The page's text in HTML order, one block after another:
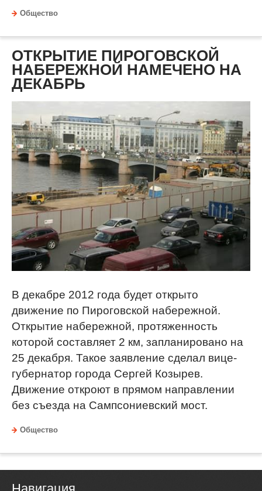
Общество
ОТКРЫТИЕ ПИРОГОВСКОЙ
НАБЕРЕЖНОЙ НАМЕЧЕНО НА
ДЕКАБРЬ
В декабре 2012 года будет открыто
движение по Пироговской набережной.
Открытие набережной, протяженность
которой составляет 2 км, запланировано на
25 декабря. Такое заявление сделал вице-
губернатор города Сергей Козырев.
Движение откроют в прямом направлении
без съезда на Сампсониевский мост.
Общество